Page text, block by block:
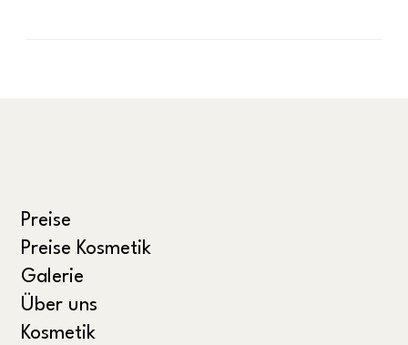
Preise
Preise Kosmetik
Galerie
Über uns
Kosmetik